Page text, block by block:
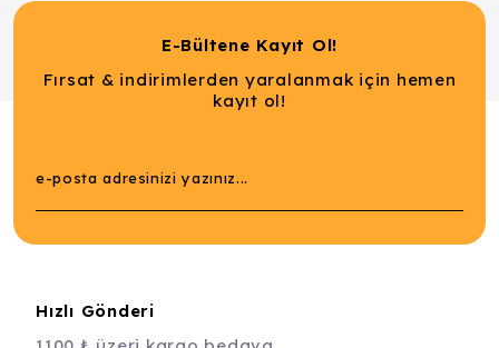
E-Bültene Kayıt Ol!
Fırsat & indirimlerden yaralanmak için hemen
kayıt ol!
Hızlı Gönderi